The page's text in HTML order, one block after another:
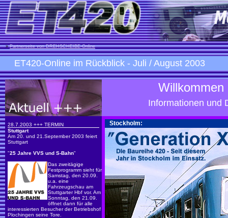
»Partnerseite von DREHSCHEIBE-Online
ET420-Online im Rückblick - Juli / August 2003
28.7.2003 +++ TERMIN
Stuttgart
Am 20. und 21.September 2003 feiert
Stuttgart
"25 Jahre VVS und S-Bahn"
Das zweitägige
Festprogramm sieht für
Samstag, den 20.09.
u.a. eine
Fahrzeugschau am
Stuttgarter Hbf vor. Am
Sonntag, den 21.09.
öffnet dann für alle
interessierten Besucher der Betriebshof
Plochingen seine Tore.
Willkommen
Informationen und
Stockholm: